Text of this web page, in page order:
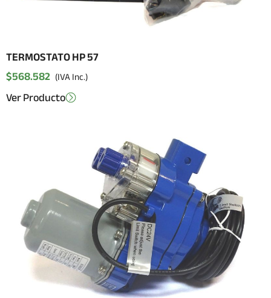
TERMOSTATO HP 57
$568.582 (IVA Inc.)
Ver Producto